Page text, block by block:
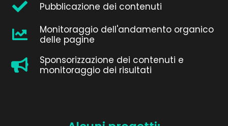
Pubblicazione dei contenuti​
Monitoraggio dell'andamento organico
delle pagine​
Sponsorizzazione dei contenuti e
monitoraggio dei risultati​